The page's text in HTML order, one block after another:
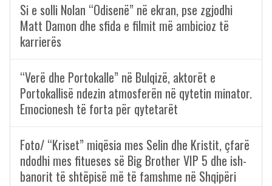
Si e solli Nolan “Odisenë” në ekran, pse zgjodhi
Matt Damon dhe sfida e filmit më ambicioz të
karrierës
“Verë dhe Portokalle” në Bulqizë, aktorët e
Portokallisë ndezin atmosferën në qytetin minator.
Emocionesh të forta për qytetarët
Foto/ “Kriset” miqësia mes Selin dhe Kristit, çfarë
ndodhi mes fitueses së Big Brother VIP 5 dhe ish-
banorit të shtëpisë më të famshme në Shqipëri